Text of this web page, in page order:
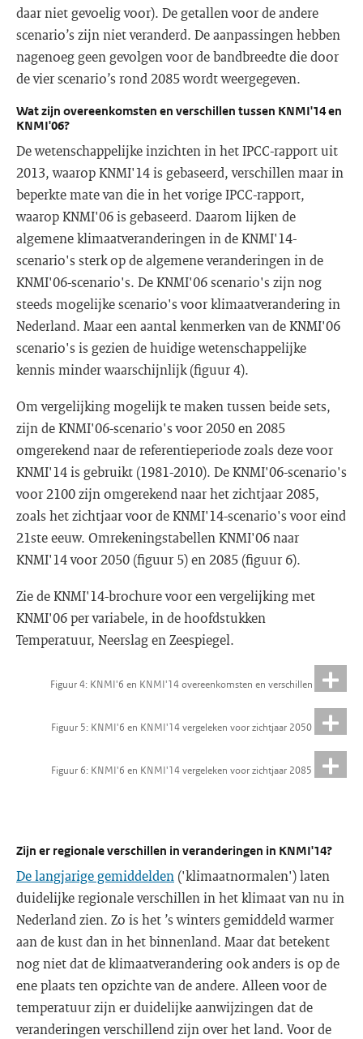
daar niet gevoelig voor). De getallen voor de andere
scenario’s zijn niet veranderd. De aanpassingen hebben
nagenoeg geen gevolgen voor de bandbreedte die door
de vier scenario’s rond 2085 wordt weergegeven.
Wat zijn overeenkomsten en verschillen tussen KNMI'14 en
KNMI'06?
De wetenschappelijke inzichten in het IPCC-rapport uit
2013, waarop KNMI'14 is gebaseerd, verschillen maar in
beperkte mate van die in het vorige IPCC-rapport,
waarop KNMI'06 is gebaseerd. Daarom lijken de
algemene klimaatveranderingen in de KNMI'14-
scenario's sterk op de algemene veranderingen in de
KNMI'06-scenario's. De KNMI'06 scenario's zijn nog
steeds mogelijke scenario's voor klimaatverandering in
Nederland. Maar een aantal kenmerken van de KNMI'06
scenario's is gezien de huidige wetenschappelijke
kennis minder waarschijnlijk (figuur 4).
Om vergelijking mogelijk te maken tussen beide sets,
zijn de KNMI'06-scenario's voor 2050 en 2085
omgerekend naar de referentieperiode zoals deze voor
KNMI'14 is gebruikt (1981-2010). De KNMI'06-scenario's
voor 2100 zijn omgerekend naar het zichtjaar 2085,
zoals het zichtjaar voor de KNMI'14-scenario's voor eind
21ste eeuw. Omrekeningstabellen KNMI'06 naar
KNMI'14 voor 2050 (figuur 5) en 2085 (figuur 6).
Zie de KNMI'14-brochure voor een vergelijking met
KNMI'06 per variabele, in de hoofdstukken
Temperatuur, Neerslag en Zeespiegel.
Figuur 4: KNMI'6 en KNMI'14 overeenkomsten en verschillen
Figuur 5: KNMI'6 en KNMI'14 vergeleken voor zichtjaar 2050
Figuur 6: KNMI'6 en KNMI'14 vergeleken voor zichtjaar 2085
Zijn er regionale verschillen in veranderingen in KNMI'14?
De langjarige gemiddelden ('klimaatnormalen') laten
duidelijke regionale verschillen in het klimaat van nu in
Nederland zien. Zo is het ’s winters gemiddeld warmer
aan de kust dan in het binnenland. Maar dat betekent
nog niet dat de klimaatverandering ook anders is op de
ene plaats ten opzichte van de andere. Alleen voor de
temperatuur zijn er duidelijke aanwijzingen dat de
veranderingen verschillend zijn over het land. Voor de